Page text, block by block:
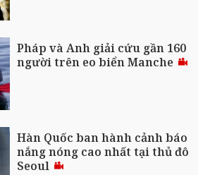
Pháp và Anh giải cứu gần 160
người trên eo biển Manche
Hàn Quốc ban hành cảnh báo
nắng nóng cao nhất tại thủ đô
Seoul